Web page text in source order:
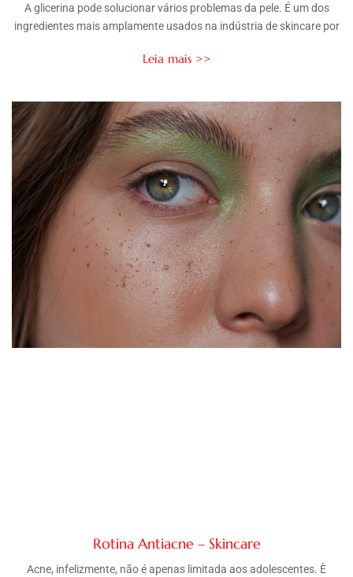
A glicerina pode solucionar vários problemas da pele. É um dos
ingredientes mais amplamente usados na indústria de skincare por
Leia mais >>
Rotina Antiacne – Skincare
Acne, infelizmente, não é apenas limitada aos adolescentes. È